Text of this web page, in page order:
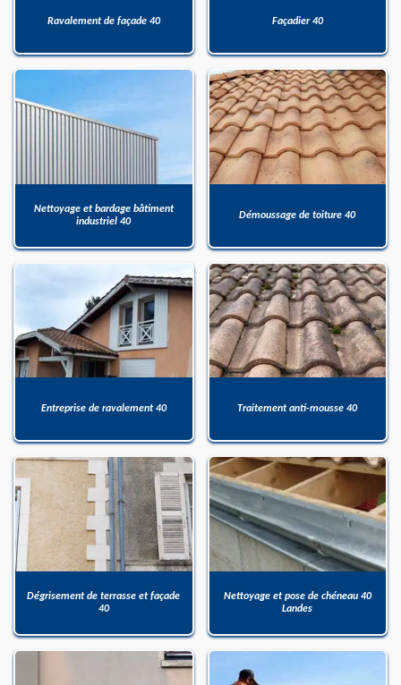
Ravalement de façade 40 Façadier 40
Nettoyage et bardage bâtiment
industriel 40
Démoussage de toiture 40
Entreprise de ravalement 40 Traitement anti-mousse 40
Dégrisement de terrasse et façade
40
Nettoyage et pose de chéneau 40
Landes